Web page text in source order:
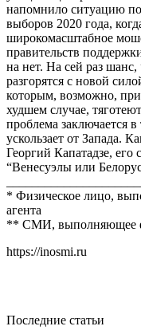
напомнило ситуацию
выборов 2020 года,
широкомасштабное
правительств
на нет. На сей раз
разгорятся с новой
которым, возможно,
худшем случае,
проблема заключается
ускользает от Запада.
Георгий Капатадзе, его
“Венесуэлы или
* Физическое лицо,
агента
** СМИ, выполняющее
https://inosmi.ru
Последние статьи